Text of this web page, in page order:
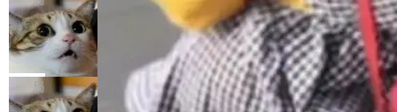
现实 过去两年，CIO们的焦虑清单上多了两项：
一是如何让大模型和智能体应用安全地从PoC走
向生产，二是如何让测试团队跟得上AI应用...
设置，如果用布尔值 + 可空字段来表示——bool
ean 表示是否可切换，nullable 的默认模式、浅
色方案、深色方案——会产生大量无意义的组
合。方案缺了、配置冲突了、全 null 了。要知道
哪些组合有效，作者说，你得靠"文档、校验、或
个"AI 知识库 + 聊天机器人"——每个大厂都在
做，没什么新鲜的。 但 Kenton Varda 在 Twitte
r 上把事情说清楚了： 今天我们发布了 Cloudfla
re OS，一个带连接器的聊天机器人，跟其他所
有科技公司做的一样。只不过，实际上它不一
Deno 团队开源 Celld，可自托管的分
布式 Durable Objects
Ryan Dahl 领导的 Deno 团队推出了最新开源项
目 Celld，一个能在自己机器上运行 Cloudflare
Workers 和 Durable Objects 的守护进程。 设
局